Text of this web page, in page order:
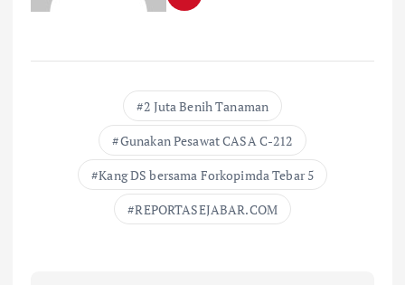
2 Juta Benih Tanaman
Gunakan Pesawat CASA C-212
Kang DS bersama Forkopimda Tebar 5
REPORTASEJABAR.COM